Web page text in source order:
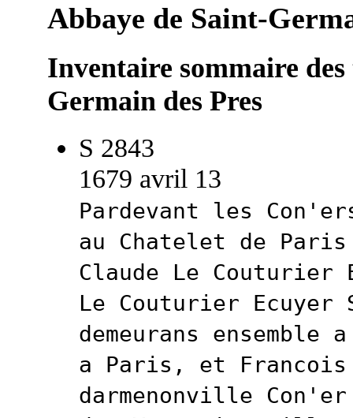
Abbaye de Saint-
Inventaire sommaire
Germain des Pres
S 2843
1679 avril 13
Pardevant les
au Chatelet de
Claude Le Couturier
Le Couturier
demeurans
a Paris, et Francois
darmenonville